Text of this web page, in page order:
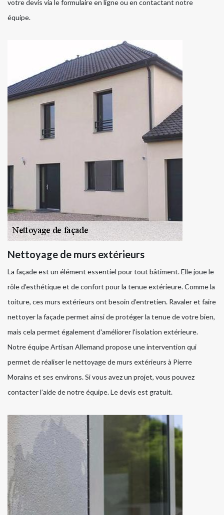
votre devis via le formulaire en ligne ou en contactant notre
équipe.
Nettoyage de murs extérieurs
La façade est un élément essentiel pour tout bâtiment. Elle joue le
rôle d’esthétique et de confort pour la tenue extérieure. Comme la
toiture, ces murs extérieurs ont besoin d’entretien. Ravaler et faire
nettoyer la façade permet ainsi de protéger la tenue de votre bien,
mais cela permet également d'améliorer l'isolation extérieure.
Notre équipe Artisan Allemand propose une intervention qui
permet de réaliser le nettoyage de murs extérieurs à Pierre
Morains et ses environs. Si vous avez un projet, vous pouvez
contacter l’aide de notre équipe. Le devis est gratuit.